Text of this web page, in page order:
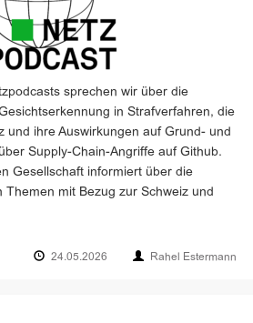
sprechen wir über die
in Strafverfahren, die
und ihre Auswirkungen auf Grund- und
Supply-Chain-Angriffe auf Github.
Gesellschaft informiert über die
Themen mit Bezug zur Schweiz und
24.05.2026 Rahel Estermann